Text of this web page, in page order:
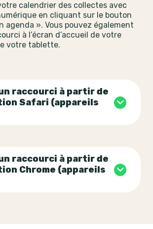
calendrier des collectes avec
en cliquant sur le bouton
agenda ». Vous pouvez également
à l’écran d’accueil de votre
votre tablette.
raccourci à partir de
Safari (appareils
raccourci à partir de
Chrome (appareils